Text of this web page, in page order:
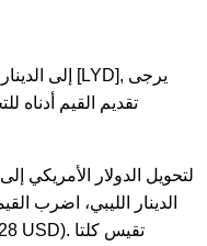
تقديم القيم أدناه